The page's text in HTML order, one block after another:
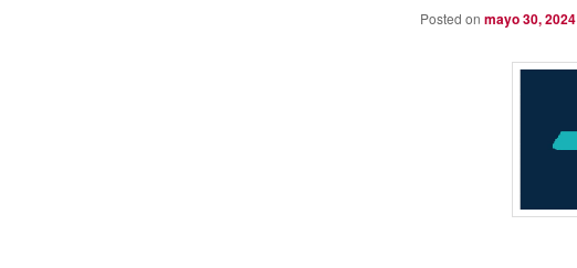
Posted on mayo 30, 2024